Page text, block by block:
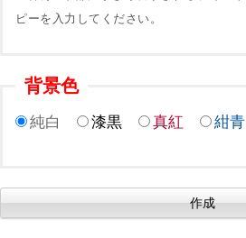
ピーを入力してください。
背景色
純白 漆黒 真紅 紺青